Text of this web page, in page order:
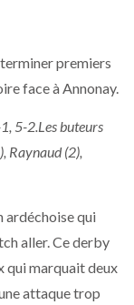
premiers
face à Annonay.
5-2.Les buteurs
Raynaud (2),
ardéchoise qui
aller. Ce derby
qui marquait deux
attaque trop